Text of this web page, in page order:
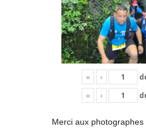
« ‹
«
‹
Merci aux photographes